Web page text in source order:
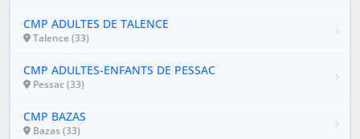
CMP ADULTES DE TALENCE
Talence (33)
CMP ADULTES-ENFANTS DE PESSAC
Pessac (33)
CMP BAZAS
Bazas (33)